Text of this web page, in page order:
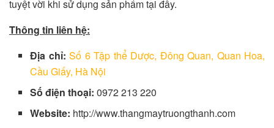
tuyệt vời khi sử dụng sản phẩm tại đây.
Thông tin liên hệ:
Địa chỉ: Số 6 Tập thể Dược, Đông Quan, Quan Hoa,
Cầu Giấy, Hà Nội
Số điện thoại: 0972 213 220
Website: http://www.thangmaytruongthanh.com